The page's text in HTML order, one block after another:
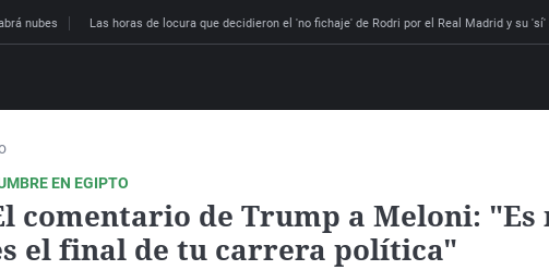
nubes Las horas de locura que decidieron el 'no fichaje' de Rodri por el Real Madrid y su 'sí'
EN EGIPTO
comentario de Trump a Meloni: "Es
el final de tu carrera política"